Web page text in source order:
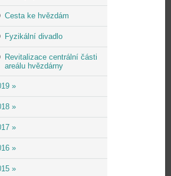
Cesta ke hvězdám
Fyzikální divadlo
Revitalizace centrální části
areálu hvězdárny
»
»
»
»
»